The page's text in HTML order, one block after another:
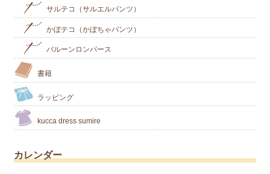
サルテコ（サルエルパンツ）
かぼテコ（かぼちゃパンツ）
バルーンロンパース
書籍
ラッピング
kucca dress sumire
カレンダー